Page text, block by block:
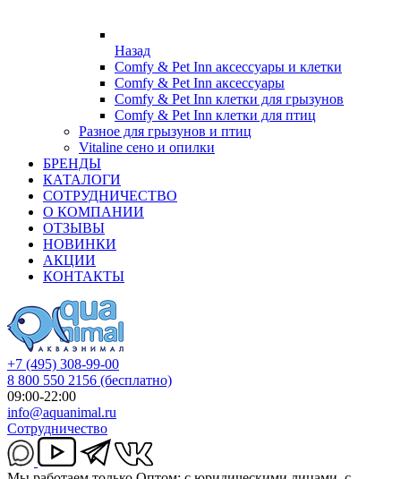
Назад
Comfy & Pet Inn аксессуары и клетки
Comfy & Pet Inn аксессуары
Comfy & Pet Inn клетки для грызунов
Comfy & Pet Inn клетки для птиц
Разное для грызунов и птиц
Vitaline сено и опилки
БРЕНДЫ
КАТАЛОГИ
СОТРУДНИЧЕСТВО
О КОМПАНИИ
ОТЗЫВЫ
НОВИНКИ
АКЦИИ
КОНТАКТЫ
+7 (495) 308-99-00
8 800 550 2156 (бесплатно)
09:00-22:00
info@aquanimal.ru
Сотрудничество